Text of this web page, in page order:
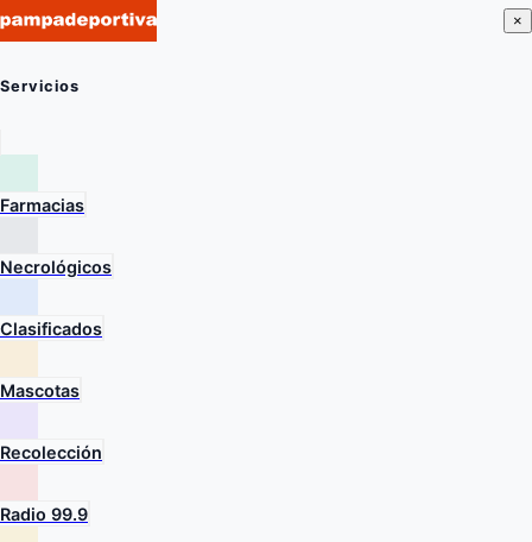
×
Servicios
Farmacias
Necrológicos
Clasificados
Mascotas
Recolección
Radio 99.9